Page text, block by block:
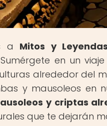
a Mitos y
en un
alrededor del
y mausoleos en
y criptas
que te dejarán